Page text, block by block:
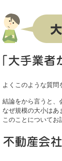
よくこのような質問
結論をから言うと、
なぜ規模の大小はあ
このことについてお